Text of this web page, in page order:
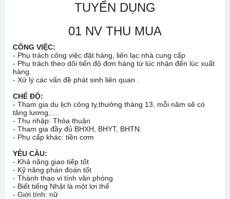
TUYỂN DỤNG
01 NV THU MUA
CÔNG VIỆC:
- Phụ trách công việc đặt hàng, liên lạc nhà cung cấp
- Phụ trách theo dõi tiến độ đơn hàng từ lúc nhận đến lúc xuất
hàng.
- Xử lý các vấn đề phát sinh liên quan .
CHẾ ĐỘ:
- Tham gia du lịch công ty,thưởng tháng 13, mỗi năm sẽ có
tăng lương,….
- Thu nhập: Thỏa thuận
- Tham gia đầy đủ BHXH, BHYT, BHTN.
- Phụ cấp khác: tiền cơm
YÊU CẦU:
- Khả năng giao tiếp tốt
- Kỹ năng phán đoán tốt
- Thành thạo vi tính văn phòng
- Biết tiếng Nhật là một lợi thế
- Giới tính: nữ